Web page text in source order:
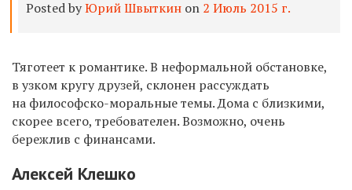
Posted byЮрий Швыткин on 2 Июль 2015 г.
Тяготеет к романтике. В неформальной обстановке,
в узком кругу друзей, склонен рассуждать
на философско-моральные темы. Дома с близкими,
скорее всего, требователен. Возможно, очень
бережлив с финансами.
Алексей Клешко